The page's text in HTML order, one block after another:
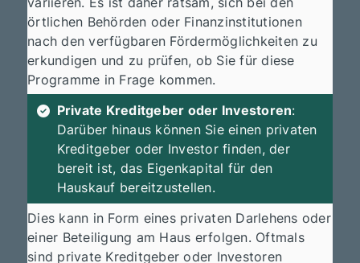
örtlichen Behörden oder Finanzinstitutionen
nach den verfügbaren Fördermöglichkeiten zu
erkundigen und zu prüfen, ob Sie für diese
Programme in Frage kommen.
Private Kreditgeber oder Investoren:
Darüber hinaus können Sie einen privaten
Kreditgeber oder Investor finden, der
bereit ist, das Eigenkapital für den
Hauskauf bereitzustellen.
Dies kann in Form eines privaten Darlehens oder
einer Beteiligung am Haus erfolgen. Oftmals
sind private Kreditgeber oder Investoren